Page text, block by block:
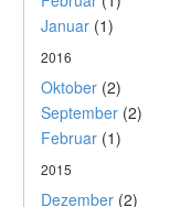
Januar (1)
2016
Oktober (2)
September (2)
Februar (1)
2015
Dezember (2)